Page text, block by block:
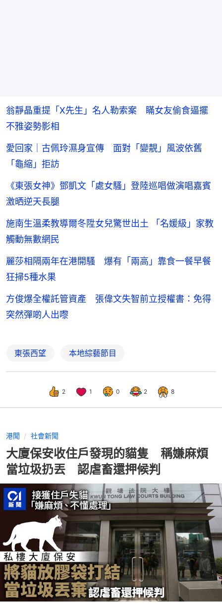
翁靜晶重提「X先生」名人勒索案 瞞女友偷食逼擺
不雅姿勢影相
愛回家｜古佩玲濕身宣傳 面對「變靚」風波依舊
「龜縮」拒訪
《東張女神》鄧凱文「處女騷」登陸巡唱做演唱嘉賓
激晒逆天長腿
施南生溫柔教導爾冬陞女兒驚世出土 「名媛級」家教
觸動無數網民
麗莎相隔兩年在港開騷 爆有「兩高」靠食一餐早餐
狂掃5種水果
方俊爆全權託管資產 張偉文失智前立授權書：免得
突然彈啲人出嚟
東張西望 本地綜藝節目
2 1 0 2 8
港聞 社會新聞
大廈保安收住戶發現的貓隻 稱嫌麻煩
當垃圾扔丟 認虐畜還押候判